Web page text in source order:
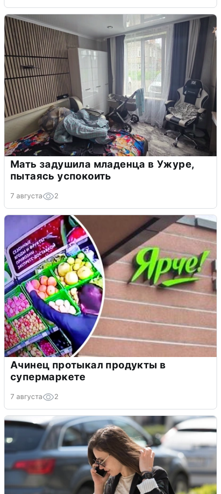
Мать задушила младенца в Ужуре,
пытаясь успокоить
7 августа 2
Ачинец протыкал продукты в
супермаркете
7 августа 2